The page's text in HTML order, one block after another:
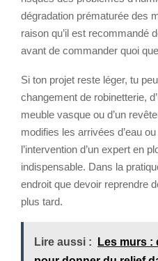
dégradation prématurée des
raison qu’il est recommandé
avant de commander quoi
Si ton projet reste léger, tu
changement de robinetterie,
meuble vasque ou d’un
modifies les arrivées d’eau
l’intervention d’un expert en
indispensable. Dans la
endroit que devoir reprendre
plus tard.
Lire aussi :
Les murs :